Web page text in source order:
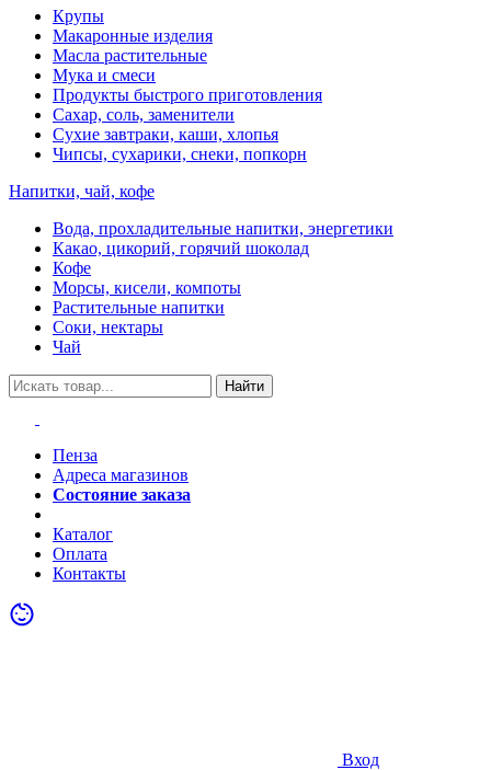
Крупы
Макаронные изделия
Масла растительные
Мука и смеси
Продукты быстрого приготовления
Сахар, соль, заменители
Сухие завтраки, каши, хлопья
Чипсы, сухарики, снеки, попкорн
Напитки, чай, кофе
Вода, прохладительные напитки, энергетики
Какао, цикорий, горячий шоколад
Кофе
Морсы, кисели, компоты
Растительные напитки
Соки, нектары
Чай
Найти
Пенза
Адреса магазинов
Состояние заказа
Каталог
Оплата
Контакты
Вход